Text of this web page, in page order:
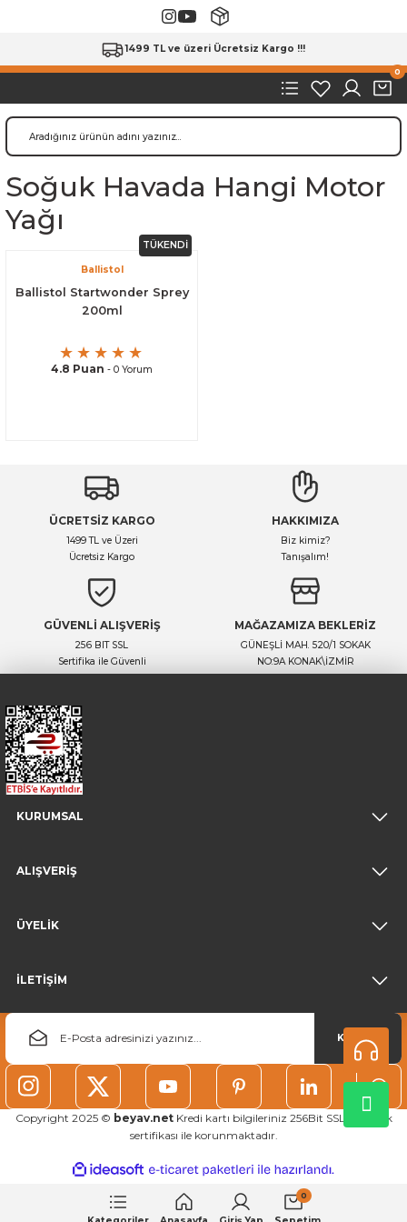
1499 TL ve üzeri Ücretsiz Kargo !!!
0
0
Soğuk Havada Hangi Motor
Yağı
TÜKENDİ
Ballistol
Ballistol Startwonder Sprey
200ml
4.8 Puan - 0 Yorum
ÜCRETSİZ KARGO
1499 TL ve Üzeri
Ücretsiz Kargo
HAKKIMIZA
Biz kimiz?
Tanışalım!
GÜVENLİ ALIŞVERİŞ
256 BIT SSL
Sertifika ile Güvenli
MAĞAZAMIZA BEKLERİZ
GÜNEŞLİ MAH. 520/1 SOKAK
NO:9A KONAK\İZMİR
KURUMSAL
ALIŞVERİŞ
ÜYELİK
İLETİŞİM
KAYDOL
Copyright 2025 © beyav.netKredi kartı bilgileriniz 256Bit SSL güvenlik
sertifikası ile korunmaktadır.
ideasoft
e-
paketleri